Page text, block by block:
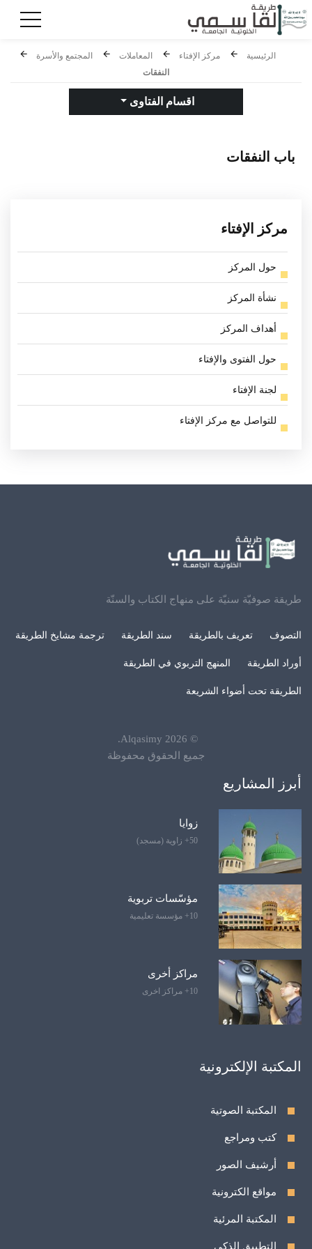
الرئيسية مركز الإفتاء المعاملات
المجتمع والأسرة
النفقات
اقسام الفتاوى
باب النفقات
مركز الإفتاء
حول المركز
نشأة المركز
أهداف المركز
حول الفتوى والإفتاء
لجنة الإفتاء
للتواصل مع مركز الإفتاء
طريقة صوفيّة سنيّة على منهاج الكتاب والسنّة
التصوف تعريف بالطريقة سند الطريقة ترجمة مشايخ الطريقة
أوراد الطريقة المنهج التربوي في الطريقة
الطريقة تحت أضواء الشريعة
©
2026
Alqasimy
.
جميع الحقوق محفوظة
أبرز المشاريع
زوايا
50+ زاوية (مسجد)
مؤسّسات تربوية
10+ مؤسسة تعليمية
مراكز أخرى
10+ مراكز اخرى
المكتبة الإلكترونية
المكتبة الصوتية
كتب ومراجع
أرشيف الصور
مواقع الكترونية
المكتبة المرئية
التطبيق الذكي